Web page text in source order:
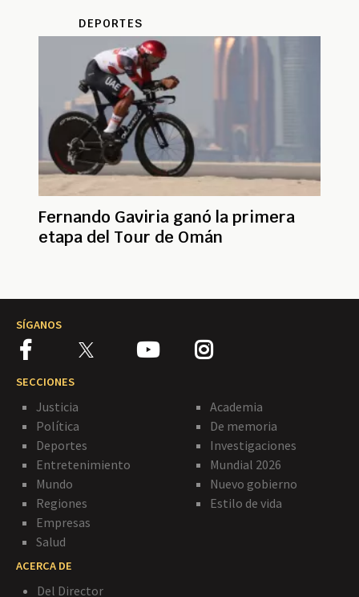
DEPORTES
Fernando Gaviria ganó la primera
etapa del Tour de Omán
SÍGANOS
SECCIONES
Justicia
Política
Deportes
Entretenimiento
Mundo
Regiones
Empresas
Salud
Academia
De memoria
Investigaciones
Mundial 2026
Nuevo gobierno
Estilo de vida
ACERCA DE
Del Director